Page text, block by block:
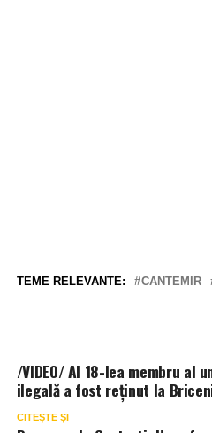
TEME RELEVANTE: CANTEMIR
/VIDEO/ Al 18-lea membru al
ilegală a fost reținut la
CITEȘTE ȘI